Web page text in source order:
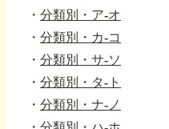
・ 分類別・ア-オ
・ 分類別・カ-コ
・ 分類別・サ-ソ
・ 分類別・タ-ト
・ 分類別・ナ-ノ